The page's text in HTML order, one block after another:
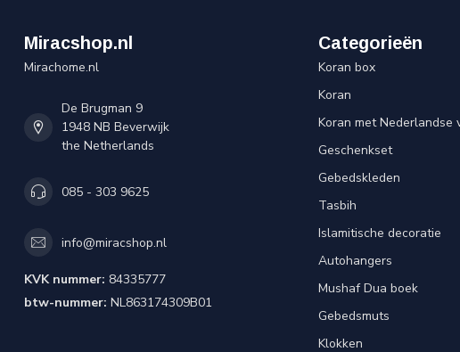
Miracshop.nl
Mirachome.nl
De Brugman 9
1948 NB Beverwijk
the Netherlands
085 - 303 9625
info@miracshop.nl
KVK nummer: 84335777
btw-nummer: NL863174309B01
Categorieën
Koran box
Koran
Koran met Nederlandse
Geschenkset
Gebedskleden
Tasbih
Islamitische decoratie
Autohangers
Mushaf Dua boek
Gebedsmuts
Klokken